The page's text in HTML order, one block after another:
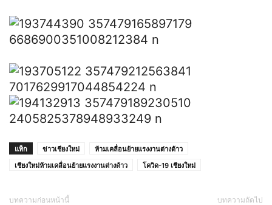
แท็ก ข่าวเชียงใหม่
ห้ามเคลื่อนย้ายแรงงานต่างด้าว
เชียงใหม่ห้ามเคลื่อนย้ายแรงงานต่างด้าว
โควิด-19 เชียงใหม่
บทความก่อนหน้านี้ บทความถัดไป